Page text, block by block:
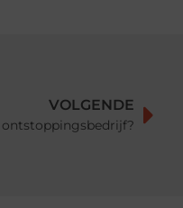
VOLGENDE
ontstoppingsbedrijf?